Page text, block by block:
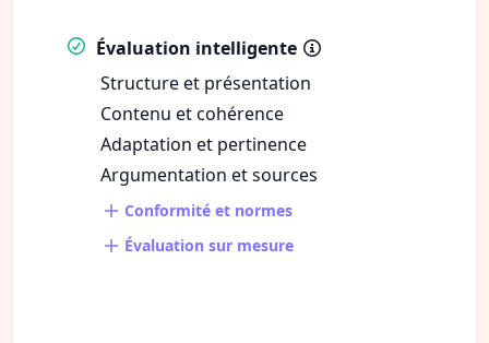
Évaluation intelligente
Structure et présentation
Contenu et cohérence
Adaptation et pertinence
Argumentation et sources
Conformité et normes
Évaluation sur mesure